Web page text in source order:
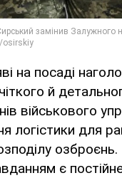
на посаді
й
військового
логістики для
є